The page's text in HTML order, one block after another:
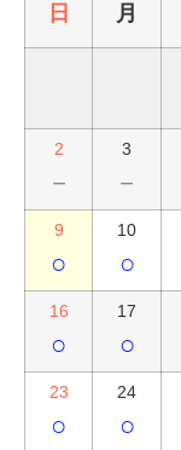
日 月
2
－
3
－
9
○
10
○
16
○
17
○
23
○
24
○